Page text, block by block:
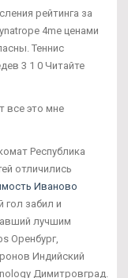
рейтинга за
4me ценами
Теннис
3 1 0 Читайте
все это мне
Республика
отличились
Иваново
забил и
лучшим
Оренбург,
Индийский
Димитровград.